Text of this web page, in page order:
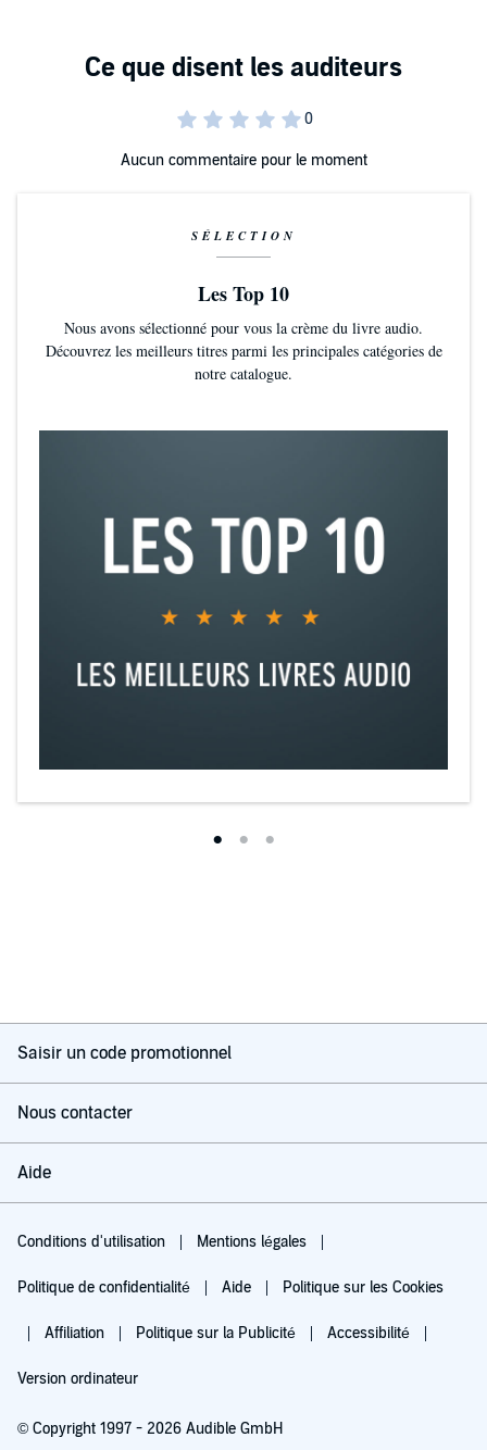
Aucun commentaire pour le moment
SÉLECTION
Les Top 10
Nous avons sélectionné pour vous la crème du livre audio.
Découvrez les meilleurs titres parmi les principales catégories de
notre catalogue.
Saisir un code promotionnel
Nous contacter
Aide
Conditions d'utilisation Mentions légales
Politique de confidentialité Aide Politique sur les Cookies
Affiliation Politique sur la Publicité Accessibilité
Version ordinateur
© Copyright 1997 - 2026 Audible GmbH